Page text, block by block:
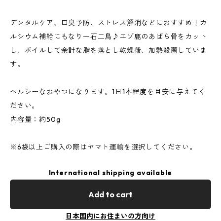
デンタルケア、口臭予防、ストレス解消などにおすすめ！カ
ルシウム補給にもなり一石二鳥♪エゾ鹿のあばら骨をカット
し、ボイルして余計な脂を落とし乾燥後、加熱殺菌していま
す。
ヘルシーなおやつになります。1日1本程度を目安に与えてく
ださい。
内容量：約50g
※6袋以上ご購入の際はヤマト運輸を選択してください。
International shipping available
Add to cart
日本国内にお住まいの方向け